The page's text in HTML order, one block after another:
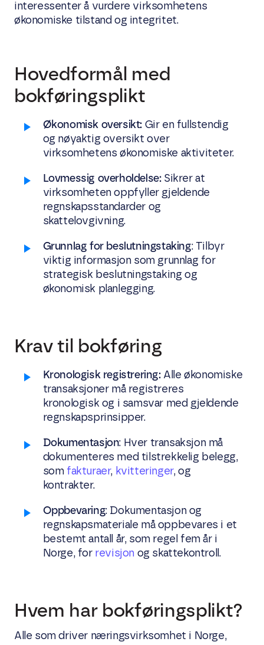
interessenter å vurdere virksomhetens
økonomiske tilstand og integritet.
Hovedformål med
bokføringsplikt
Økonomisk oversikt: Gir en fullstendig
og nøyaktig oversikt over
virksomhetens økonomiske aktiviteter.
Lovmessig overholdelse:Sikrer at
virksomheten oppfyller gjeldende
regnskapsstandarder og
skattelovgivning.
Grunnlag for beslutningstaking: Tilbyr
viktig informasjon som grunnlag for
strategisk beslutningstaking og
økonomisk planlegging.
Krav til bokføring
Kronologisk registrering:Alle økonomiske
transaksjoner må registreres
kronologisk og i samsvar med gjeldende
regnskapsprinsipper.
Dokumentasjon: Hver transaksjon må
dokumenteres med tilstrekkelig belegg,
som fakturaer, kvitteringer, og
kontrakter.
Oppbevaring: Dokumentasjon og
regnskapsmateriale må oppbevares i et
bestemt antall år, som regel fem år i
Norge, for revisjon og skattekontroll.
Hvem har bokføringsplikt?
Alle som driver næringsvirksomhet i Norge,